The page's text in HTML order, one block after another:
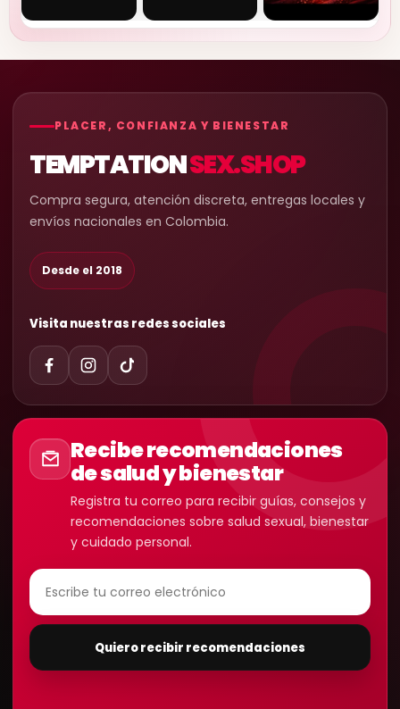
PLACER, CONFIANZA Y BIENESTAR
TEMPTATIONSEX.SHOP
Compra segura, atención discreta, entregas locales y
envíos nacionales en Colombia.
Desde el 2018
Visita nuestras redes sociales
Recibe recomendaciones
de salud y bienestar
Registra tu correo para recibir guías, consejos y
recomendaciones sobre salud sexual, bienestar
y cuidado personal.
Quiero recibir recomendaciones